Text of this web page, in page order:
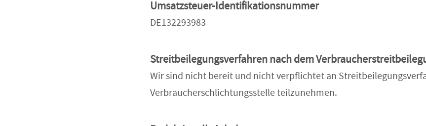
Umsatzsteuer-Identifikationsnummer
DE132293983
Streitbeilegungsverfahren nach dem
Wir sind nicht bereit und nicht verpflichtet an
Verbraucherschlichtungsstelle teilzunehmen.